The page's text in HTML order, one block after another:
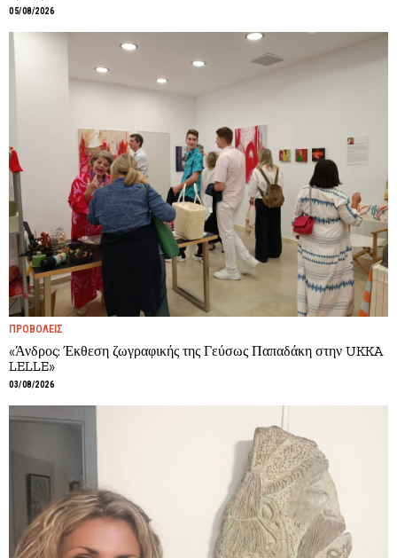
05/08/2026
ΠΡΟΒΟΛΕΙΣ
«Άνδρος: Έκθεση ζωγραφικής της Γεύσως Παπαδάκη στην UKKA
LELLE»
03/08/2026